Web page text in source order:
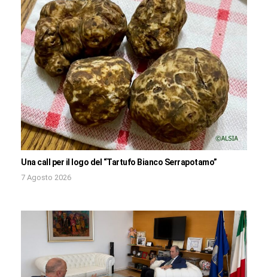
Una call per il logo del “Tartufo Bianco Serrapotamo”
7 Agosto 2026